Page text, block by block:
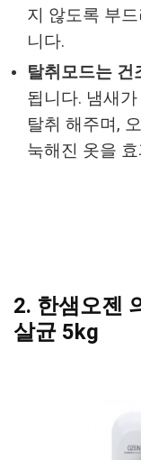
지 않도록 부
니다.
탈취모드는 건
됩니다. 냄새
탈취 해주며,
눅해진 옷을
2. 한샘오젠
살균 5kg